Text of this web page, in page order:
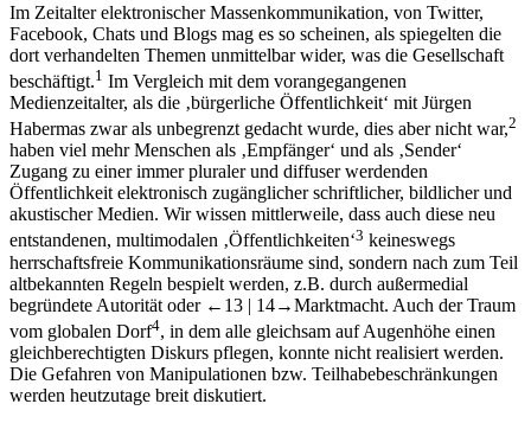
Im Zeitalter elektronischer Massenkommunikation, von Twitter,
Facebook, Chats und Blogs mag es so scheinen, als spiegelten die
dort verhandelten Themen unmittelbar wider, was die Gesellschaft
beschäftigt.1 Im Vergleich mit dem vorangegangenen
Medienzeitalter, als die ‚bürgerliche Öffentlichkeit‘ mit Jürgen
Habermas zwar als unbegrenzt gedacht wurde, dies aber nicht war,2
haben viel mehr Menschen als ‚Empfänger‘ und als ‚Sender‘
Zugang zu einer immer pluraler und diffuser werdenden
Öffentlichkeit elektronisch zugänglicher schriftlicher, bildlicher und
akustischer Medien. Wir wissen mittlerweile, dass auch diese neu
entstandenen, multimodalen ‚Öffentlichkeiten‘3 keineswegs
herrschaftsfreie Kommunikationsräume sind, sondern nach zum Teil
altbekannten Regeln bespielt werden, z.B. durch außermedial
begründete Autorität oder ←13 | 14→Marktmacht. Auch der Traum
vom globalen Dorf4, in dem alle gleichsam auf Augenhöhe einen
gleichberechtigten Diskurs pflegen, konnte nicht realisiert werden.
Die Gefahren von Manipulationen bzw. Teilhabebeschränkungen
werden heutzutage breit diskutiert.